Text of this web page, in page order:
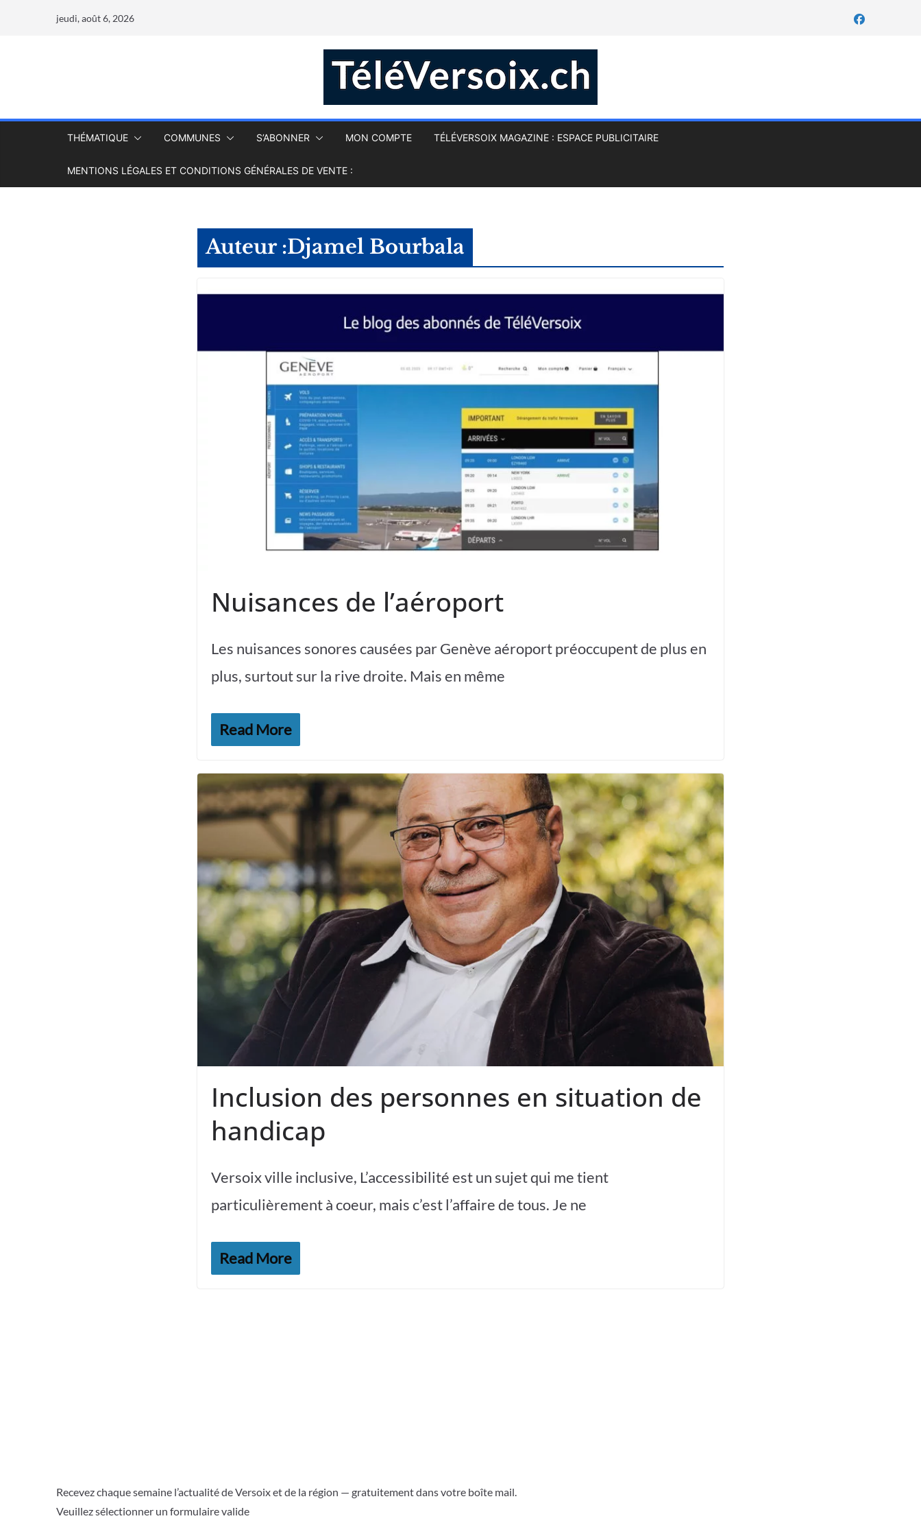
jeudi, août 6, 2026
THÉMATIQUE COMMUNES S’ABONNER MON COMPTE TÉLÉVERSOIX MAGAZINE : ESPACE PUBLICITAIRE
MENTIONS LÉGALES ET CONDITIONS GÉNÉRALES DE VENTE :
Auteur :Djamel Bourbala
Nuisances de l’aéroport
Les nuisances sonores causées par Genève aéroport préoccupent de plus en
plus, surtout sur la rive droite. Mais en même
Read More
Inclusion des personnes en situation de
handicap
Versoix ville inclusive, L’accessibilité est un sujet qui me tient
particulièrement à coeur, mais c’est l’affaire de tous. Je ne
Read More
Recevez chaque semaine l’actualité de Versoix et de la région — gratuitement dans votre boîte mail.
Veuillez sélectionner un formulaire valide